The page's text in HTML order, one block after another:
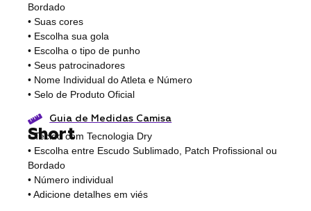
Bordado
• Suas cores
• Escolha sua gola
• Escolha o tipo de punho
• Seus patrocinadores
• Nome Individual do Atleta e Número
• Selo de Produto Oficial
Guia de Medidas Camisa
Short
• Tecido com Tecnologia Dry
• Escolha entre Escudo Sublimado, Patch Profissional ou
Bordado
• Número individual
• Adicione detalhes em viés